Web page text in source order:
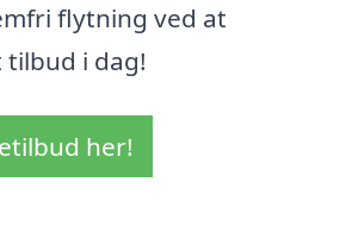
flytning ved at
i dag!
her!